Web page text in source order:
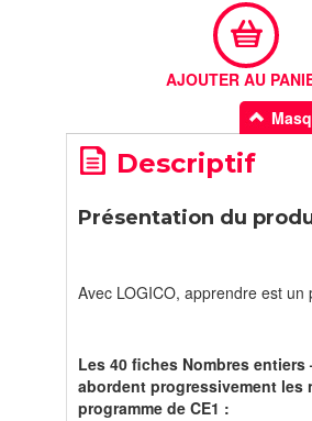
AJOUTER AU
Descriptif
Présentation du
Avec LOGICO, apprendre est un
Les 40 fiches Nombres entiers
abordent progressivement les
programme de CE1 :